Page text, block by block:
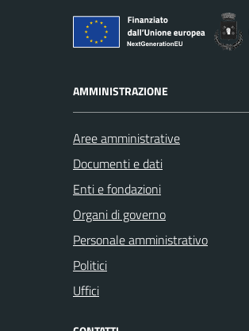
AMMINISTRAZIONE
Aree amministrative
Documenti e dati
Enti e fondazioni
Organi di governo
Personale amministrativo
Politici
Uffici